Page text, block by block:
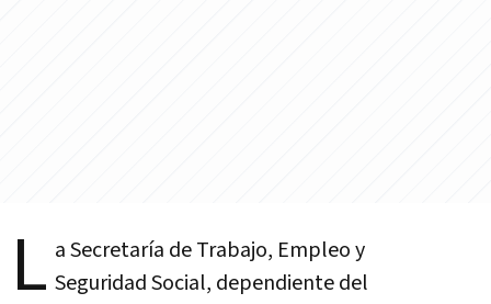
L a Secretaría de Trabajo, Empleo y
Seguridad Social, dependiente del